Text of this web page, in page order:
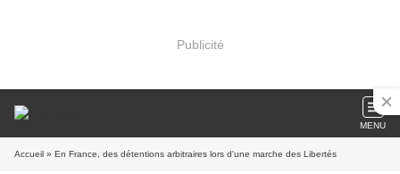
Publicité
MENU
Accueil » En France, des détentions arbitraires lors d'une marche des Libertés